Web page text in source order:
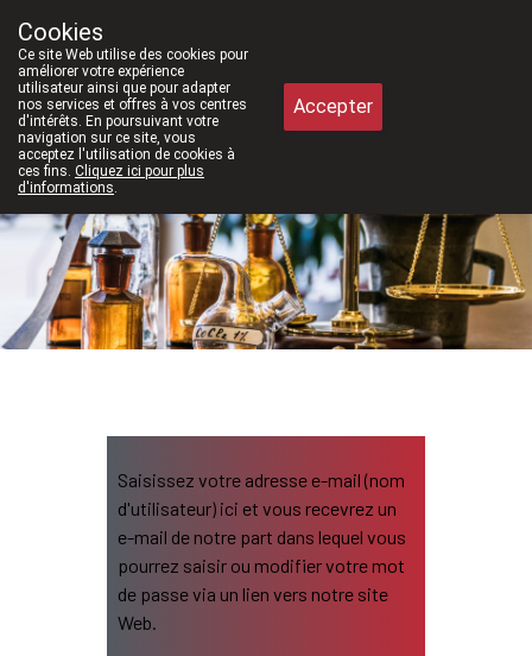
Aujourd'hui
Saisissez votre adresse e-mail (nom
d'utilisateur) ici et vous recevrez un
e-mail de notre part dans lequel vous
pourrez saisir ou modifier votre mot
de passe via un lien vers notre site
Web.
Cookies
Ce site Web utilise des cookies pour
améliorer votre expérience
utilisateur ainsi que pour adapter
nos services et offres à vos centres
d'intérêts. En poursuivant votre
navigation sur ce site, vous
acceptez l'utilisation de cookies à
ces fins. Cliquez ici pour plus
d'informations.
Accepter